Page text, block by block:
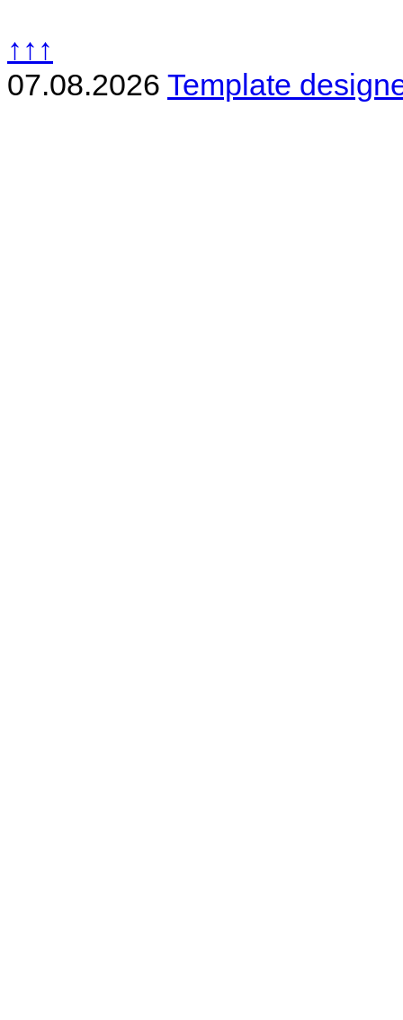
↑↑↑
07.08.2026 Template